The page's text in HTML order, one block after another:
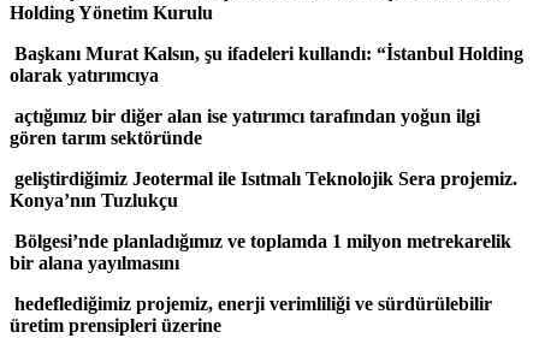
Holding Yönetim Kurulu
Başkanı Murat Kalsın, şu ifadeleri kullandı: “İstanbul Holding
olarak yatırımcıya
açtığımız bir diğer alan ise yatırımcı tarafından yoğun ilgi
gören tarım sektöründe
geliştirdiğimiz Jeotermal ile Isıtmalı Teknolojik Sera projemiz.
Konya’nın Tuzlukçu
Bölgesi’nde planladığımız ve toplamda 1 milyon metrekarelik
bir alana yayılmasını
hedeflediğimiz projemiz, enerji verimliliği ve sürdürülebilir
üretim prensipleri üzerine